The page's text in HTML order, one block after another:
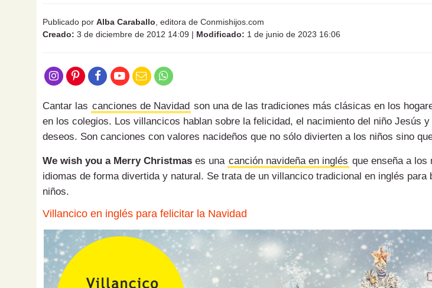
Publicado por Alba Caraballo , editora de Conmishijos.com
Creado: 3 de diciembre de 2012 14:09 | Modificado: 1 de junio de 2023 16:06
Cantar las canciones de Navidad son una de las tradiciones más clásicas en los
en los colegios. Los villancicos hablan sobre la felicidad, el nacimiento del niño Jesús y
deseos. Son canciones con valores nacideños que no sólo divierten a los niños sino
We wish you a Merry Christmas es una canción navideña en inglés que enseña a los
idiomas de forma divertida y natural. Se trata de un villancico tradicional en inglés para
niños.
Villancico en inglés para felicitar la Navidad